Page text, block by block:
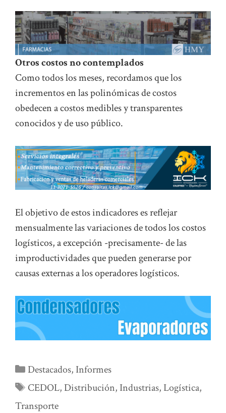
Otros costos no contemplados
Como todos los meses, recordamos que los
incrementos en las polinómicas de costos
obedecen a costos medibles y transparentes
conocidos y de uso público.
El objetivo de estos indicadores es reflejar
mensualmente las variaciones de todos los costos
logísticos, a excepción -precisamente- de las
improductividades que pueden generarse por
causas externas a los operadores logísticos.
Categorías
Destacados, Informes
Etiquetas
CEDOL,Distribución, Industrias,Logística,
Transporte